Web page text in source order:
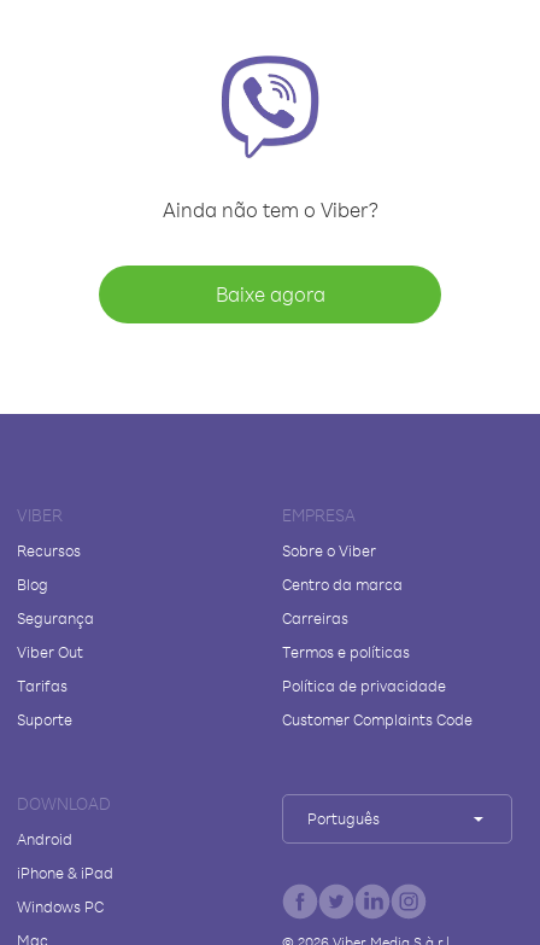
Ainda não tem o Viber?
Baixe agora
VIBER
Recursos
Blog
Segurança
Viber Out
Tarifas
Suporte
EMPRESA
Sobre o Viber
Centro da marca
Carreiras
Termos e políticas
Política de privacidade
Customer Complaints Code
DOWNLOAD
Android
iPhone & iPad
Windows PC
Mac
Português